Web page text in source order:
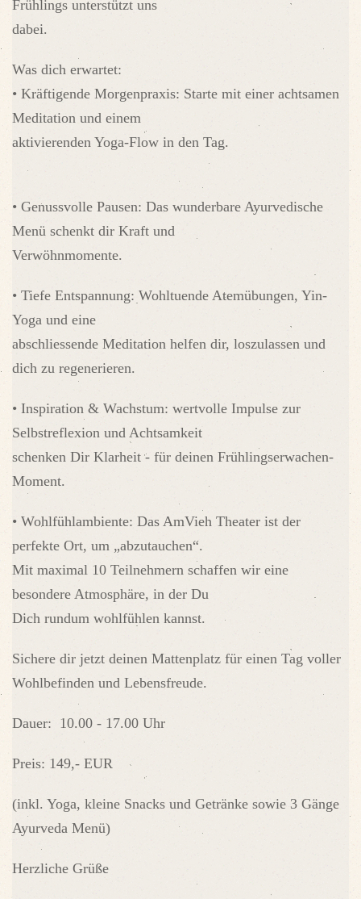
Frühlings unterstützt uns
dabei.
Was dich erwartet:
• Kräftigende Morgenpraxis: Starte mit einer achtsamen
Meditation und einem
aktivierenden Yoga-Flow in den Tag.
• Genussvolle Pausen: Das wunderbare Ayurvedische
Menü schenkt dir Kraft und
Verwöhnmomente.
• Tiefe Entspannung: Wohltuende Atemübungen, Yin-
Yoga und eine
abschliessende Meditation helfen dir, loszulassen und
dich zu regenerieren.
• Inspiration & Wachstum: wertvolle Impulse zur
Selbstreflexion und Achtsamkeit
schenken Dir Klarheit - für deinen Frühlingserwachen-
Moment.
• Wohlfühlambiente: Das AmVieh Theater ist der
perfekte Ort, um „abzutauchen“.
Mit maximal 10 Teilnehmern schaffen wir eine
besondere Atmosphäre, in der Du
Dich rundum wohlfühlen kannst.
Sichere dir jetzt deinen Mattenplatz für einen Tag voller
Wohlbefinden und Lebensfreude.
Dauer: 10.00 - 17.00 Uhr
Preis: 149,- EUR
(inkl. Yoga, kleine Snacks und Getränke sowie 3 Gänge
Ayurveda Menü)
Herzliche Grüße